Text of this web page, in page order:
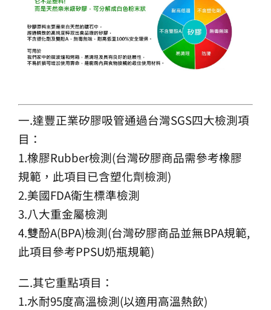
一.達豐正業矽膠吸管通過台灣SGS四大檢測項
目：
1.橡膠Rubber檢測(台灣矽膠商品需參考橡膠
規範，此項目已含塑化劑檢測)
2.美國FDA衛生標準檢測
3.八大重金屬檢測
4.雙酚A(BPA)檢測(台灣矽膠商品並無BPA規範,
此項目參考PPSU奶瓶規範)
二.其它重點項目：
1.水耐95度高溫檢測(以適用高溫熱飲)